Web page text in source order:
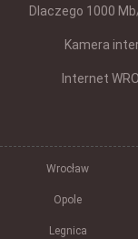
Dlaczego 1000
Kamera
Internet
Wrocław
Opole
Legnica